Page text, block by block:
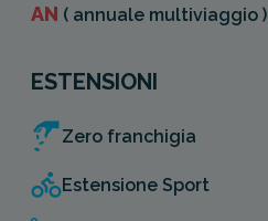
AN ( annuale multiviaggio )
ESTENSIONI
Zero franchigia
Estensione Sport